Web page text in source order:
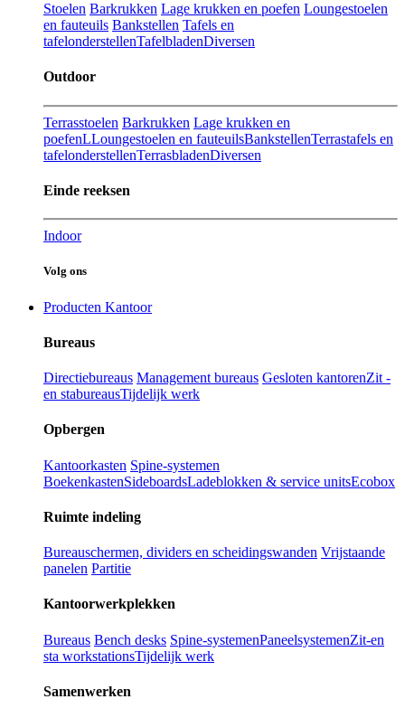
Stoelen Barkrukken Lage krukken en poefen Loungestoelen
en fauteuils Bankstellen Tafels en
tafelonderstellenTafelbladenDiversen
Outdoor
Terrasstoelen Barkrukken Lage krukken en
poefenLLoungestoelen en fauteuilsBankstellenTerrastafels en
tafelonderstellenTerrasbladenDiversen
Einde reeksen
Indoor
Volg ons
Producten Kantoor
Bureaus
Directiebureaus Management bureaus Gesloten kantorenZit -
en stabureausTijdelijk werk
Opbergen
Kantoorkasten Spine-systemen
BoekenkastenSideboardsLadeblokken & service unitsEcobox
Ruimte indeling
Bureauschermen, dividers en scheidingswanden Vrijstaande
panelen Partitie
Kantoorwerkplekken
Bureaus Bench desks Spine-systemenPaneelsystemenZit-en
sta workstationsTijdelijk werk
Samenwerken